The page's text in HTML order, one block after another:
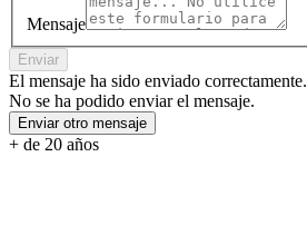
Mensaje
Enviar
El mensaje ha sido enviado correctamente.
No se ha podido enviar el mensaje.
Enviar otro mensaje
+ de 20 años